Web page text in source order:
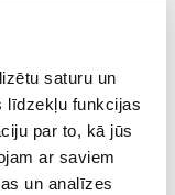
saturu un
līdzekļu funkcijas
par to, kā jūs
ar saviem
un analīzes